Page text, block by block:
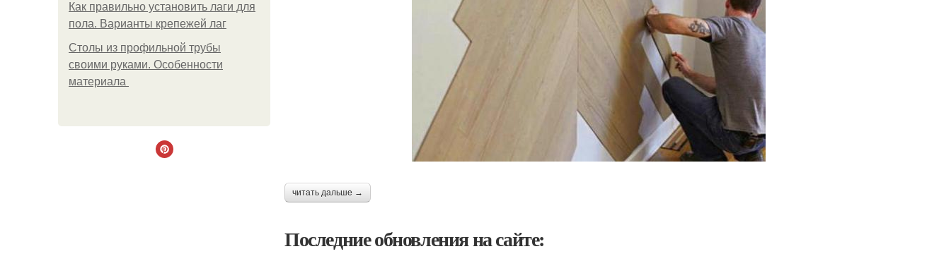
Как правильно установить лаги для
пола. Варианты крепежей лаг
Столы из профильной трубы
своими руками. Особенности
материала
читать дальше →
Последние обновления на сайте: